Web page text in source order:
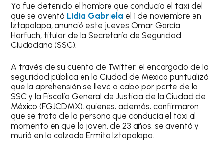
Ya fue detenido el hombre que conducía el taxi del
que se aventó Lidia Gabriela el 1 de noviembre en
Iztapalapa, anunció este jueves Omar García
Harfuch, titular de la Secretaría de Seguridad
Ciudadana (SSC).
A través de su cuenta de Twitter, el encargado de la
seguridad pública en la Ciudad de México puntualizó
que la aprehensión se llevó a cabo por parte de la
SSC y la Fiscalía General de Justicia de la Ciudad de
México (FGJCDMX), quienes, además, confirmaron
que se trata de la persona que conducía el taxi al
momento en que la joven, de 23 años, se aventó y
murió en la calzada Ermita Iztapalapa.